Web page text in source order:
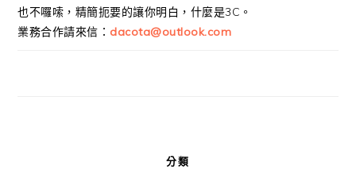
也不囉嗦，精簡扼要的讓你明白，什麼是3C。
業務合作請來信： dacota@outlook.com
分類